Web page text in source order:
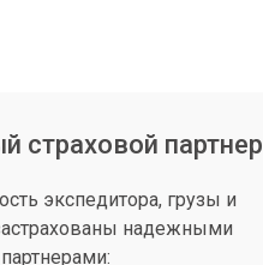
страховой партнер
экспедитора, грузы и
надежными